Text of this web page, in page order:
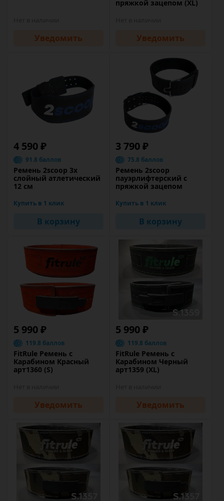
Уведомить
пряжкой зацепом (XL)
Уведомить
4 590 ₽
91.8 баллов
Ремень 2scoop 3х
слойный атлетический
12 см
Купить в 1 клик
В корзину
3 790 ₽
75.8 баллов
Ремень 2scoop
пауэрлифтерский с
пряжкой зацепом
Купить в 1 клик
В корзину
5 990 ₽
119.8 баллов
FitRule Ремень с
Карабином Красный
арт1360 (S)
Уведомить
5 990 ₽
119.8 баллов
FitRule Ремень с
Карабином Черный
арт1359 (XL)
Уведомить